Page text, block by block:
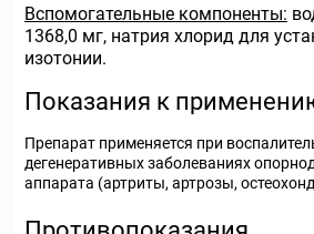
Вспомогательные компоненты:
1368,0 мг, натрия хлорид для
изотонии.
Показания к
Препарат применяется при
дегенеративных заболеваниях
аппарата (артриты, артрозы,